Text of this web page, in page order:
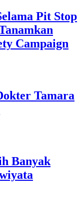
Pit Stop
Campaign
Tamara
Banyak